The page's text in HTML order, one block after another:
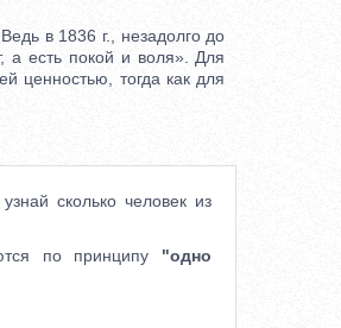
в 1836 г., незадолго до
а есть покой и воля». Для
ценностью, тогда как для
сколько человек из
по принципу "одно